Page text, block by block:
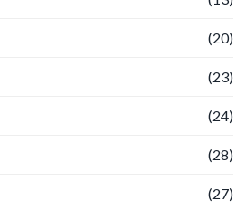
(20)
(23)
(24)
(28)
(27)